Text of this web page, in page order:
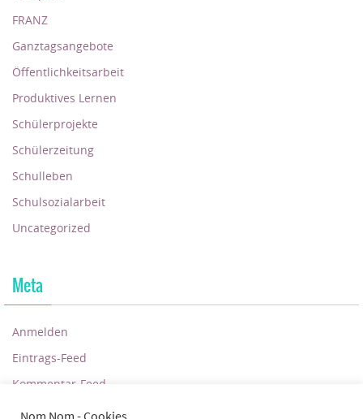
FRANZ
Ganztagsangebote
Öffentlichkeitsarbeit
Produktives Lernen
Schülerprojekte
Schülerzeitung
Schulleben
Schulsozialarbeit
Uncategorized
Meta
Anmelden
Eintrags-Feed
Kommentar-Feed
WordPress.org
Nom Nom - Cookies